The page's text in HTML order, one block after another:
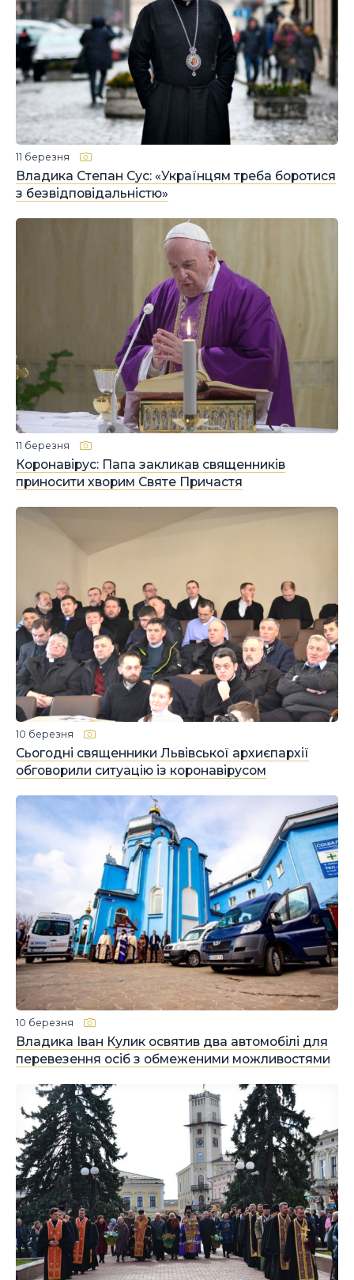
Владика Степан Сус: «Українцям треба боротися
з безвідповідальністю»
11 березня
Коронавірус: Папа закликав священників
приносити хворим Святе Причастя
11 березня
Сьогодні священники Львівської архиєпархії
обговорили ситуацію із коронавірусом
10 березня
Владика Іван Кулик освятив два автомобілі для
перевезення осіб з обмеженими можливостями
10 березня